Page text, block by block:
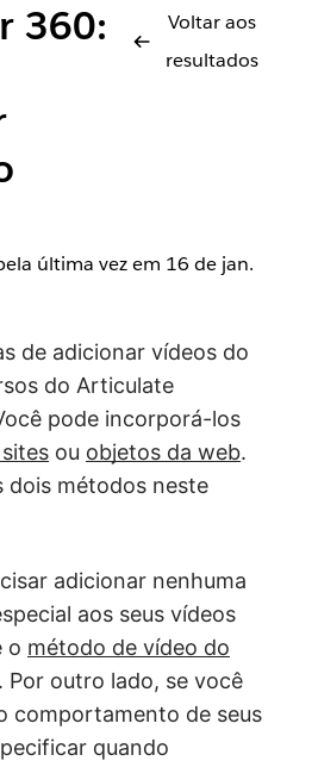
360:
Voltar aos
resultados
última vez em 16 de jan.
de adicionar vídeos do
do Articulate
pode incorporá-los
ou objetos da web.
dois métodos neste
adicionar nenhuma
aos seus vídeos
o método de vídeo do
Por outro lado, se você
comportamento de seus
quando